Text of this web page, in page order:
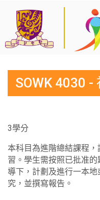
SOWK 4030 -
3學分
本科目為進階總結課程
習。學生需按照已批准
導下，計劃及進行一本
究，並撰寫報告。